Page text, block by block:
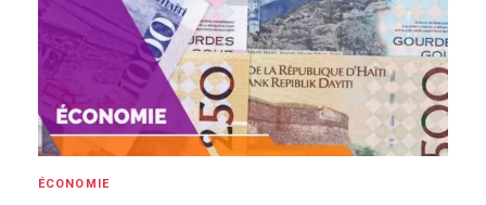
ÉCONOMIE